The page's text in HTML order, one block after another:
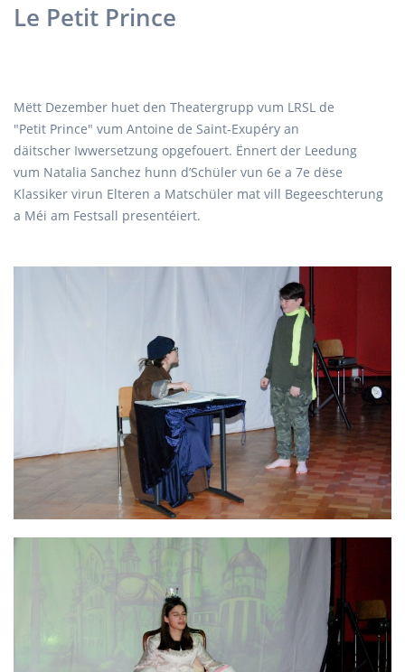
Le Petit Prince
Mëtt Dezember huet den Theatergrupp vum LRSL de
"Petit Prince" vum Antoine de Saint-Exupéry an
däitscher Iwwersetzung opgefouert. Ënnert der Leedung
vum Natalia Sanchez hunn d’Schüler vun 6e a 7e dëse
Klassiker virun Elteren a Matschüler mat vill Begeeschterung
a Méi am Festsall presentéiert.